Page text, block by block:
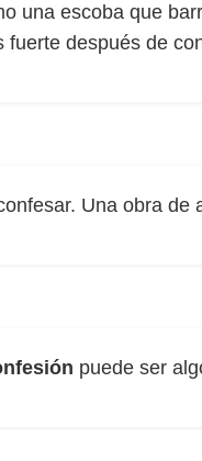
una escoba que
fuerte después de
Una obra de
puede ser